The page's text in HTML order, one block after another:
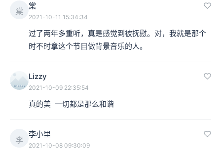
棠
棠
2021-10-11 15:34:34
过了两年多重听，真是感觉到被抚慰。对，我就是那个
时不时拿这个节目做背景音乐的人。
Lizzy
2021-10-09 22:35:54
真的美  一切都是那么和谐
李
李小里
2021-10-08 09:30:09